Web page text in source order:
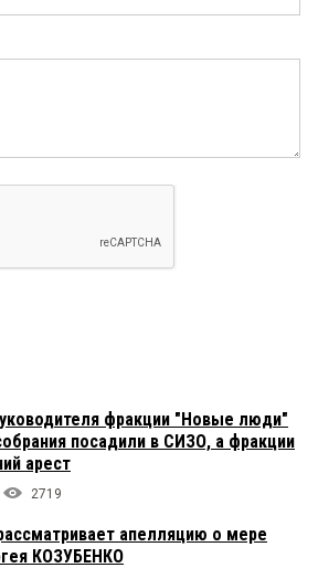
фракции "Новые люди"
посадили в СИЗО, а фракции
арест
2719
апелляцию о мере
КОЗУБЕНКО